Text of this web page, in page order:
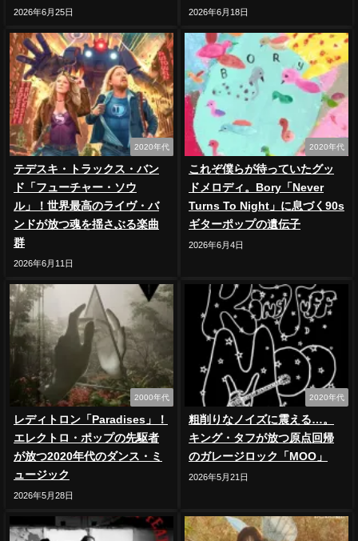
2026年6月25日 2026年6月18日
2020年代
テデスキ・トラックス・バン
ド「フューチャー・ソウ
ル」！世界最高のライヴ・バ
ンドが放つ魂を揺さぶる楽曲
群
2026年6月11日
2020年代
これぞ僕らが待っていたグッ
ドメロディ。Bory「Never
Turns To Night」に息づく90s
ギターポップの遺伝子
2026年6月4日
2000年代
レディトロン「Paradises」！
エレクトロ・ポップの先駆者
が放つ2020年代のダンス・ミ
ュージック
2026年5月28日
2020年代
粗削りなノイズに震える…。
キング・タフが放つ原点回帰
のガレージロック「MOO」
2026年5月21日